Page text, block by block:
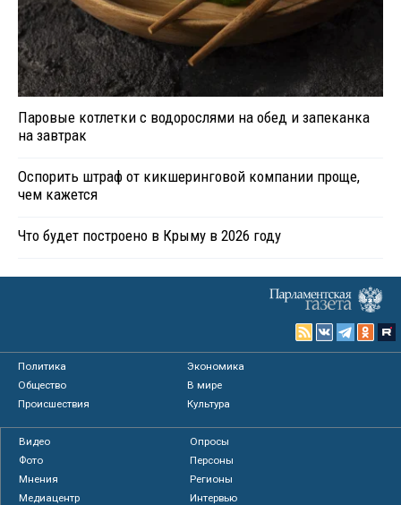
Паровые котлетки с водорослями на обед и запеканка
на завтрак
Оспорить штраф от кикшеринговой компании проще,
чем кажется
Что будет построено в Крыму в 2026 году
Политика
Экономика
Общество
В мире
Происшествия
Культура
Видео
Опросы
Фото
Персоны
Мнения
Регионы
Медиацентр
Интервью